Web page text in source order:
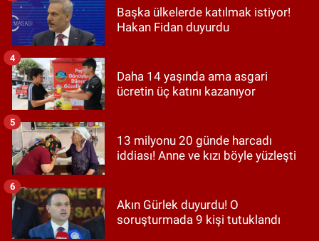
Başka ülkelerde katılmak istiyor!
Hakan Fidan duyurdu
Daha 14 yaşında ama asgari
ücretin üç katını kazanıyor
4
13 milyonu 20 günde harcadı
iddiası! Anne ve kızı böyle yüzleşti
5
Akın Gürlek duyurdu! O
soruşturmada 9 kişi tutuklandı
6